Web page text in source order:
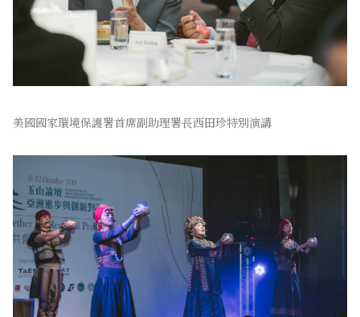
美國國家環境保護署首席副助理署長西田珍特別演講